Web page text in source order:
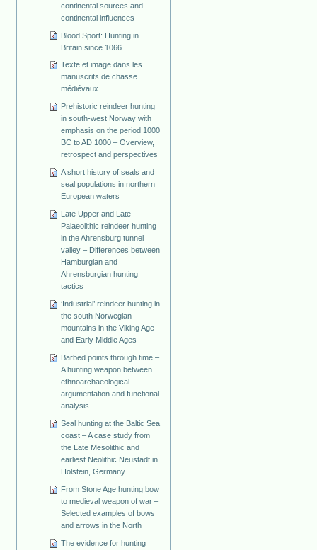
continental sources and
continental influences
Blood Sport: Hunting in
Britain since 1066
Texte et image dans les
manuscrits de chasse
médiévaux
Prehistoric reindeer hunting
in south-west Norway with
emphasis on the period 1000
BC to AD 1000 – Overview,
retrospect and perspectives
A short history of seals and
seal populations in northern
European waters
Late Upper and Late
Palaeolithic reindeer hunting
in the Ahrensburg tunnel
valley – Differences between
Hamburgian and
Ahrensburgian hunting
tactics
‘Industrial’ reindeer hunting in
the south Norwegian
mountains in the Viking Age
and Early Middle Ages
Barbed points through time –
A hunting weapon between
ethnoarchaeological
argumentation and functional
analysis
Seal hunting at the Baltic Sea
coast – A case study from
the Late Mesolithic and
earliest Neolithic Neustadt in
Holstein, Germany
From Stone Age hunting bow
to medieval weapon of war –
Selected examples of bows
and arrows in the North
The evidence for hunting